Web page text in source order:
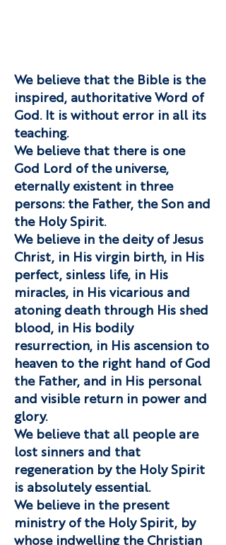
We believe that the Bible is the
inspired, authoritative Word of
God. It is without error in all its
teaching.
We believe that there is one
God Lord of the universe,
eternally existent in three
persons: the Father, the Son and
the Holy Spirit.
We believe in the deity of Jesus
Christ, in His virgin birth, in His
perfect, sinless life, in His
miracles, in His vicarious and
atoning death through His shed
blood, in His bodily
resurrection, in His ascension to
heaven to the right hand of God
the Father, and in His personal
and visible return in power and
glory.
We believe that all people are
lost sinners and that
regeneration by the Holy Spirit
is absolutely essential.
We believe in the present
ministry of the Holy Spirit, by
whose indwelling the Christian